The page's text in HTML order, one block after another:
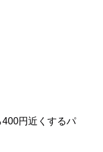
円近くするパ